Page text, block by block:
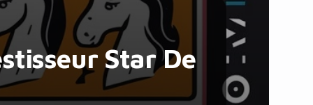
Star De